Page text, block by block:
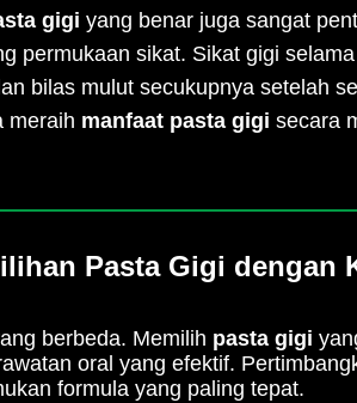
gigi yang benar juga sangat
permukaan sikat. Sikat gigi
bilas mulut secukupnya setelah
meraih manfaat pasta gigi secara
Pasta Gigi dengan
berbeda. Memilih pasta gigi
oral yang efektif.
formula yang paling tepat.